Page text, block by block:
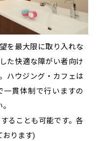
を最大限に取り入れな
た快適な障がい者向け
ハウジング・カフェは
一貫体制で行いますの
ることも可能です。各
おります)